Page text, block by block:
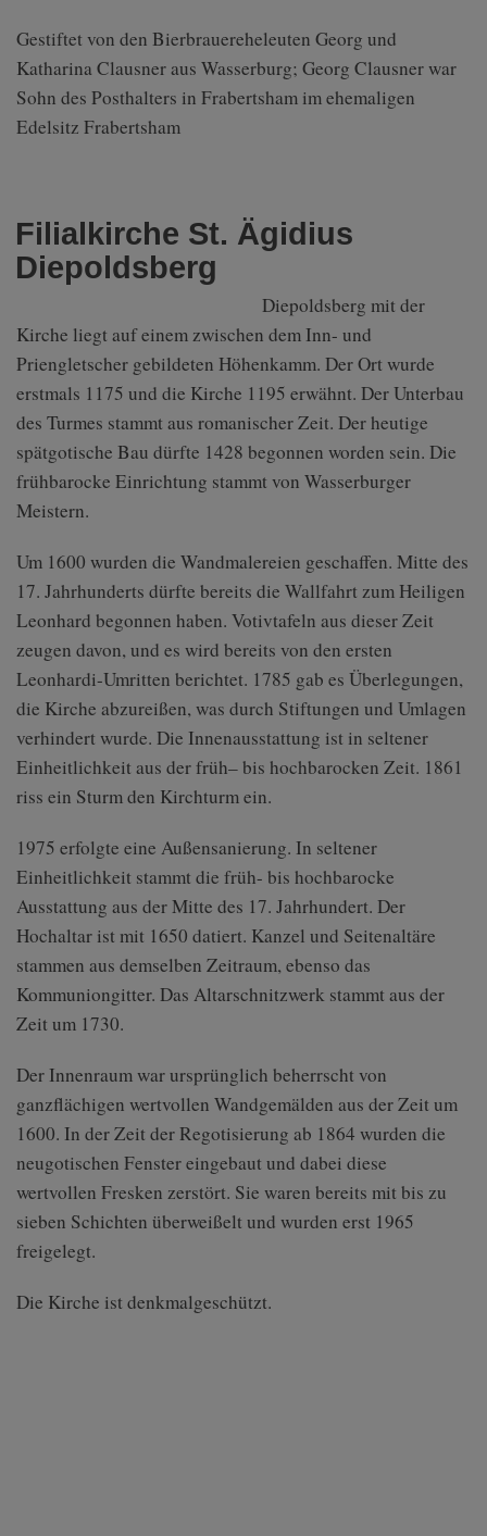
Gestiftet von den Bierbrauereheleuten Georg und
Katharina Clausner aus Wasserburg; Georg Clausner war
Sohn des Posthalters in Frabertsham im ehemaligen
Edelsitz Frabertsham
Filialkirche St. Ägidius
Diepoldsberg
Diepoldsberg mit der
Kirche liegt auf einem zwischen dem Inn- und
Priengletscher gebildeten Höhenkamm. Der Ort wurde
erstmals 1175 und die Kirche 1195 erwähnt. Der Unterbau
des Turmes stammt aus romanischer Zeit. Der heutige
spätgotische Bau dürfte 1428 begonnen worden sein. Die
frühbarocke Einrichtung stammt von Wasserburger
Meistern.
Um 1600 wurden die Wandmalereien geschaffen. Mitte des
17. Jahrhunderts dürfte bereits die Wallfahrt zum Heiligen
Leonhard begonnen haben. Votivtafeln aus dieser Zeit
zeugen davon, und es wird bereits von den ersten
Leonhardi-Umritten berichtet. 1785 gab es Überlegungen,
die Kirche abzureißen, was durch Stiftungen und Umlagen
verhindert wurde. Die Innenausstattung ist in seltener
Einheitlichkeit aus der früh– bis hochbarocken Zeit. 1861
riss ein Sturm den Kirchturm ein.
1975 erfolgte eine Außensanierung. In seltener
Einheitlichkeit stammt die früh- bis hochbarocke
Ausstattung aus der Mitte des 17. Jahrhundert. Der
Hochaltar ist mit 1650 datiert. Kanzel und Seitenaltäre
stammen aus demselben Zeitraum, ebenso das
Kommuniongitter. Das Altarschnitzwerk stammt aus der
Zeit um 1730.
Der Innenraum war ursprünglich beherrscht von
ganzflächigen wertvollen Wandgemälden aus der Zeit um
1600. In der Zeit der Regotisierung ab 1864 wurden die
neugotischen Fenster eingebaut und dabei diese
wertvollen Fresken zerstört. Sie waren bereits mit bis zu
sieben Schichten überweißelt und wurden erst 1965
freigelegt.
Die Kirche ist denkmalgeschützt.